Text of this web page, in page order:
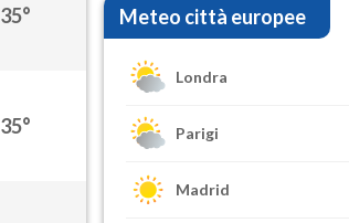
35°
35°
Meteo città europee
Londra
Parigi
Madrid